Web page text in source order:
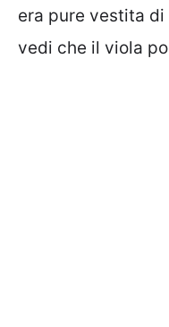
era pure vestita
vedi che il viola